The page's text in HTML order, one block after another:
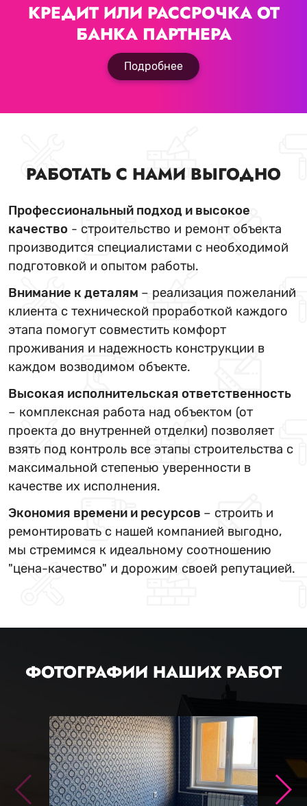
КРЕДИТ ИЛИ РАССРОЧКА ОТ
БАНКА ПАРТНЕРА
Подробнее
РАБОТАТЬ С НАМИ ВЫГОДНО
Профессиональный подход и высокое
качество - строительство и ремонт объекта
производится специалистами с необходимой
подготовкой и опытом работы.
Внимание к деталям – реализация пожеланий
клиента с технической проработкой каждого
этапа помогут совместить комфорт
проживания и надежность конструкции в
каждом возводимом объекте.
Высокая исполнительская ответственность
– комплексная работа над объектом (от
проекта до внутренней отделки) позволяет
взять под контроль все этапы строительства с
максимальной степенью уверенности в
качестве их исполнения.
Экономия времени и ресурсов – строить и
ремонтировать с нашей компанией выгодно,
мы стремимся к идеальному соотношению
"цена-качество" и дорожим своей репутацией.
ФОТОГРАФИИ НАШИХ РАБОТ